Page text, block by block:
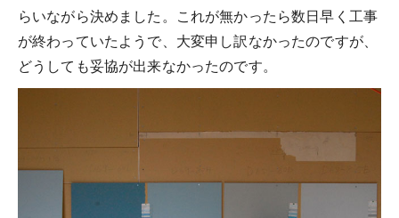
らいながら決めました。これが無かったら数日早く工事
が終わっていたようで、大変申し訳なかったのですが、
どうしても妥協が出来なかったのです。